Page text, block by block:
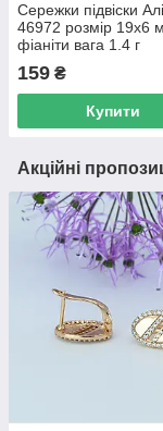
Сережки підвіски
46972 розмір 19х6
фіаніти вага 1.4 г
159 ₴
Купити
Акційні